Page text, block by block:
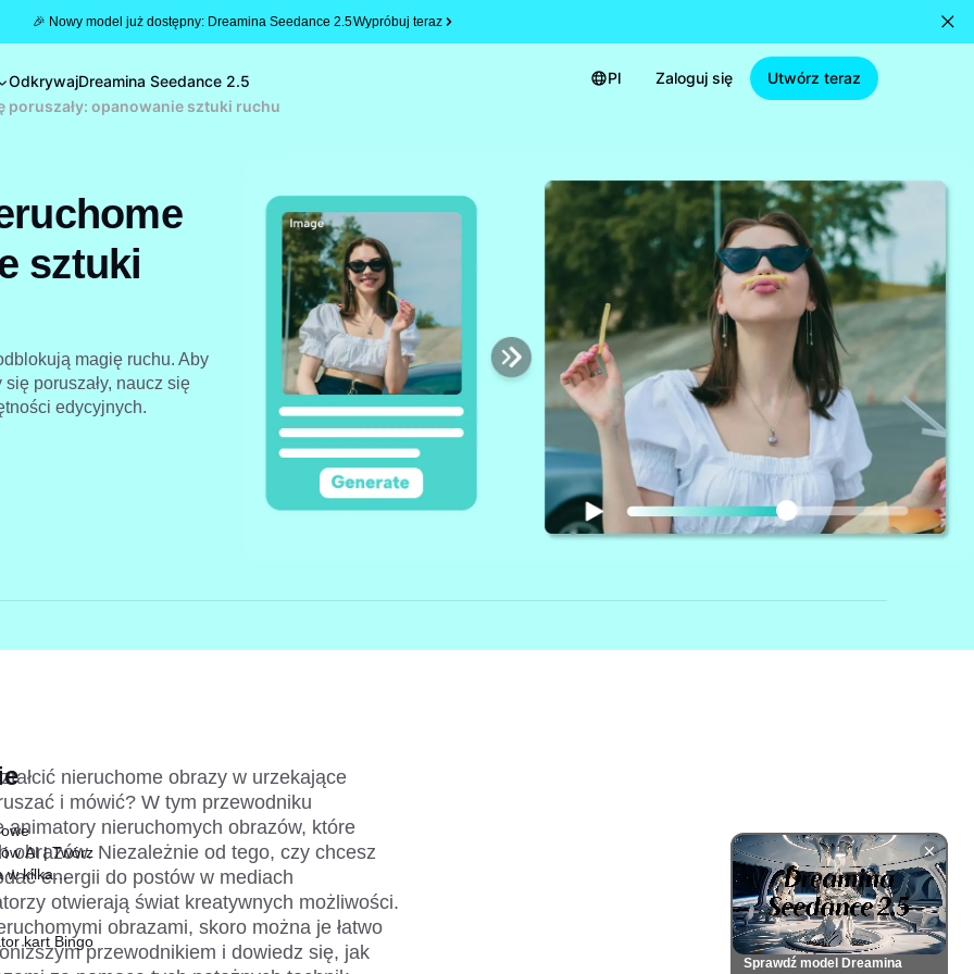
🎉 Nowy model już dostępny: Dreamina Seedance 2.5Wypróbuj teraz
OdkrywajDreamina Seedance 2.5 Pl Zaloguj się
Utwórz teraz
opanowanie sztuki ruchu
sztuki
magię ruchu. Aby
poruszały, naucz się
edycyjnych.
nieruchome obrazy w urzekające
i mówić? W tym przewodniku
animatory nieruchomych obrazów, które
obrazów. Niezależnie od tego, czy chcesz
energii do postów w mediach
otwierają świat kreatywnych możliwości.
obrazami, skoro można je łatwo
przewodnikiem i dowiedz się, jak
AI | Twórz
w kilka
kart Bingo
Sprawdź model Dreamina